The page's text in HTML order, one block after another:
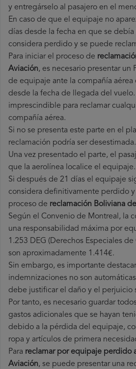
y entregárselo al pasajero en el
En caso de que el equipaje no
días desde la fecha en que se
considera perdido y se puede
Para iniciar el proceso de
Aviación, es necesario presentar un
de equipaje ante la compañía aérea
desde la fecha de llegada del
imprescindible para reclamar
compañía aérea.
Si no se presenta este parte en el
reclamación podría ser desestimada.
Una vez presentado el parte, el
que la aerolínea localice el equipaje.
Si después de 21 días el equipaje
considera definitivamente perdido
proceso de reclamación Boliviana
Según el Convenio de Montreal, la
una responsabilidad máxima por
1.253 DEG (Derechos Especiales
son aproximadamente 1.414€.
Sin embargo, es importante
indemnizaciones no son
debe justificar el daño y el perjuicio
Por tanto, es necesario guardar
gastos adicionales que se hayan
debido a la pérdida del equipaje,
ropa y artículos de primera
Para reclamar por equipaje perdido
Aviación, se puede presentar una